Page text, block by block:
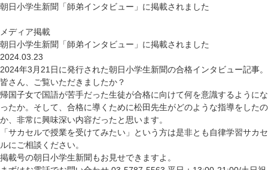
朝日小学生新聞「師弟インタビュー」に掲載されました
メディア掲載
朝日小学生新聞「師弟インタビュー」に掲載されました
2024.03.23
2024年3月21日に発行された朝日小学生新聞の合格インタビュー記事。
皆さん、ご覧いただきましたか？
帰国子女で国語が苦手だった生徒が合格に向けて何を意識するようにな
ったか。 そして、 合格に導くために松田先生がどのような指導をしたの
か、 非常に興味深い内容だったと思います。
「サカセルで授業を受けてみたい」という方は是非とも自律学習サカセ
ルにご相談ください。
掲載号の朝日小学生新聞もお見せできますよ。